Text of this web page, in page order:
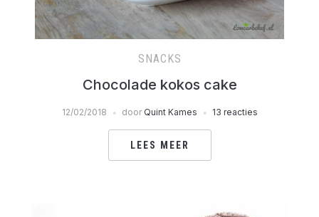
SNACKS
Chocolade kokos cake
12/02/2018 door Quint Kames 13 reacties
LEES MEER